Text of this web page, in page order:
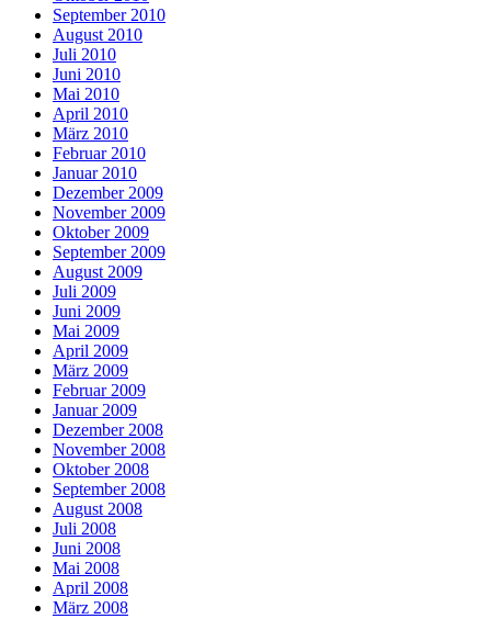
September 2010
August 2010
Juli 2010
Juni 2010
Mai 2010
April 2010
März 2010
Februar 2010
Januar 2010
Dezember 2009
November 2009
Oktober 2009
September 2009
August 2009
Juli 2009
Juni 2009
Mai 2009
April 2009
März 2009
Februar 2009
Januar 2009
Dezember 2008
November 2008
Oktober 2008
September 2008
August 2008
Juli 2008
Juni 2008
Mai 2008
April 2008
März 2008